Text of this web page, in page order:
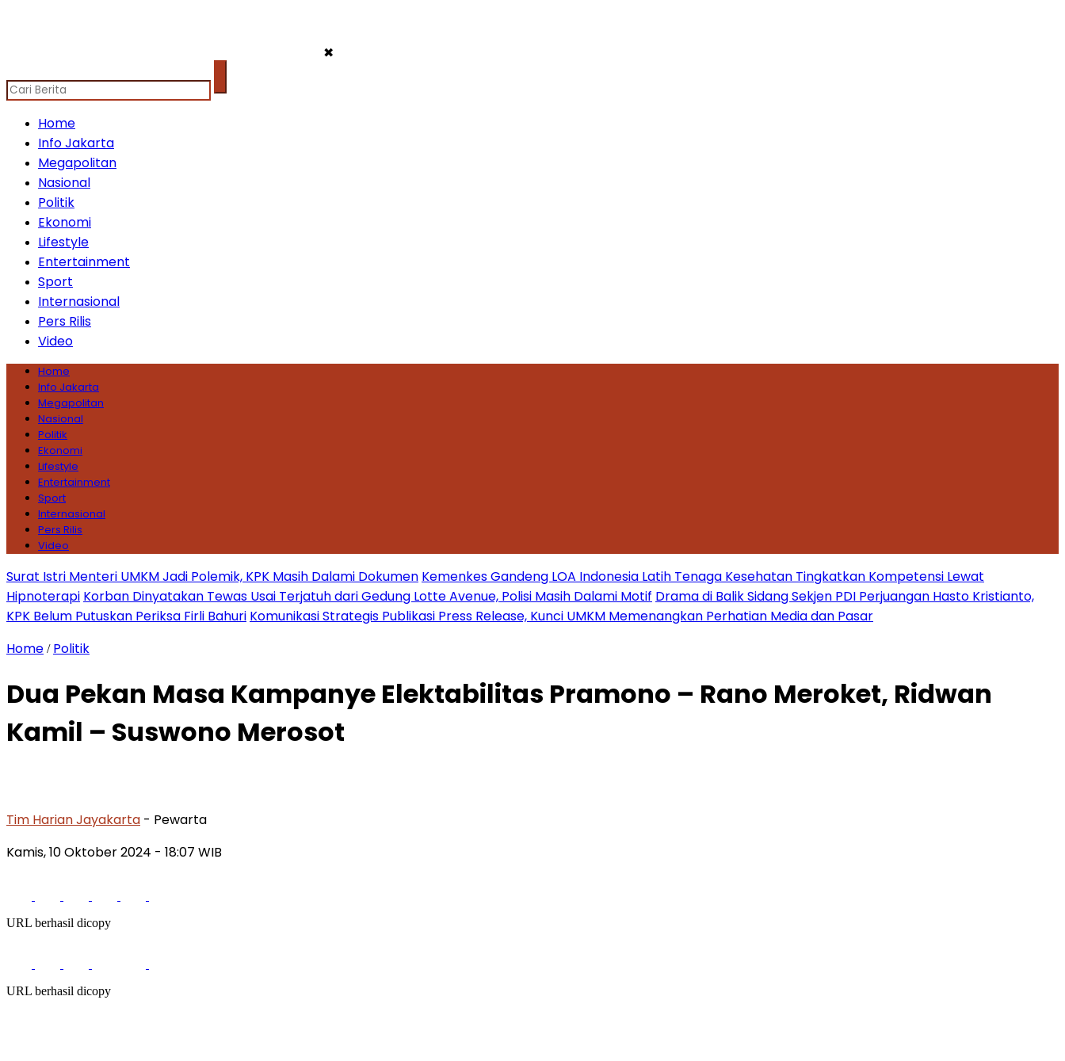
✖
Home
Info Jakarta
Megapolitan
Nasional
Politik
Ekonomi
Lifestyle
Entertainment
Sport
Internasional
Pers Rilis
Video
Home
Info Jakarta
Megapolitan
Nasional
Politik
Ekonomi
Lifestyle
Entertainment
Sport
Internasional
Pers Rilis
Video
Surat Istri Menteri UMKM Jadi Polemik, KPK Masih Dalami Dokumen Kemenkes Gandeng LOA Indonesia Latih Tenaga Kesehatan Tingkatkan Kompetensi Lewat
Hipnoterapi Korban Dinyatakan Tewas Usai Terjatuh dari Gedung Lotte Avenue, Polisi Masih Dalami Motif Drama di Balik Sidang Sekjen PDI Perjuangan Hasto Kristianto,
KPK Belum Putuskan Periksa Firli Bahuri Komunikasi Strategis Publikasi Press Release, Kunci UMKM Memenangkan Perhatian Media dan Pasar
Home / Politik
Dua Pekan Masa Kampanye Elektabilitas Pramono – Rano Meroket, Ridwan
Kamil – Suswono Merosot
Tim Harian Jayakarta - Pewarta
Kamis, 10 Oktober 2024 - 18:07 WIB
URL berhasil dicopy
URL berhasil dicopy